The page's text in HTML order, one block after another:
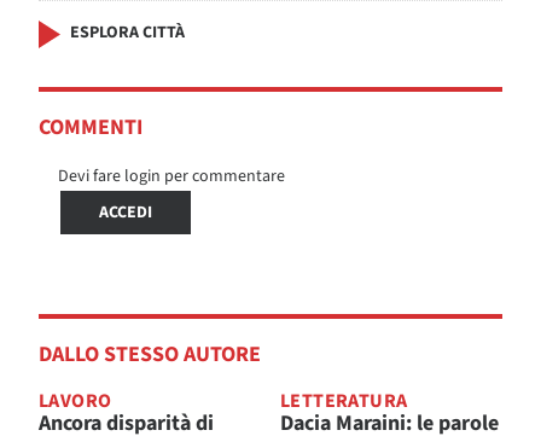
ESPLORA CITTÀ
COMMENTI
Devi fare login per commentare
ACCEDI
DALLO STESSO AUTORE
LAVORO
Ancora disparità di
LETTERATURA
Dacia Maraini: le parole